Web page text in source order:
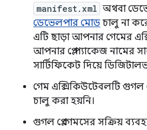
manifest.xml অথবা
ডেভেলপার মোড চালু না
এটি ছাড়া আপনার গেমের
আপনার প্লে প্যাকেজ নামের
সার্টিফিকেট দিয়ে
গেম এক্সিকিউটেবলটি গুগল
চালু করা হয়নি।
গুগল প্লে গেমসের সক্রিয়